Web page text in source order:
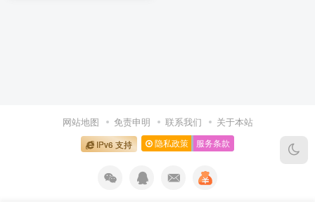
网站地图 免责申明 联系我们 关于本站
IPv6 支持 隐私政策 服务条款